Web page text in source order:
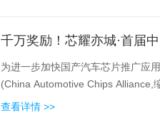
千万奖励！芯耀亦城·首届
为进一步加快国产汽车芯片推广应
(China Automotive
查看详情 >>